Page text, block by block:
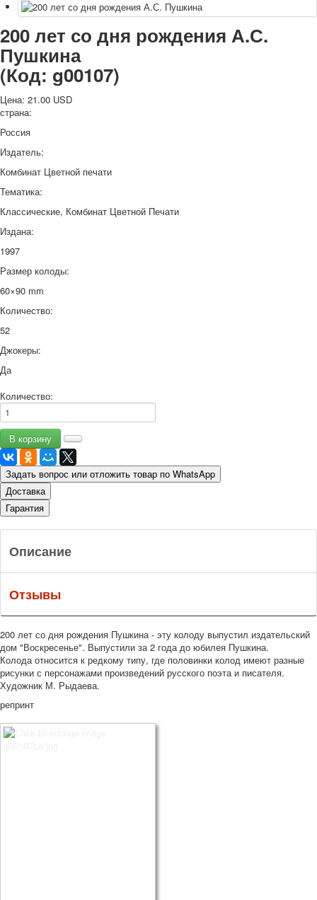
200 лет со дня рождения А.С.
Пушкина
(Код: g00107)
Цена: 21.00 USD
страна:
Россия
Издатель:
Комбинат Цветной печати
Тематика:
Классические, Комбинат Цветной Печати
Издана:
1997
Размер колоды:
60×90 mm
Количество:
52
Джокеры:
Да
Количество:
Задать вопрос или отложить товар по WhatsApp
Доставка
Гарантия
Описание
Отзывы
200 лет со дня рождения Пушкина - эту колоду выпустил издательский
дом "Воскресенье". Выпустили за 2 года до юбилея Пушкина.
Колода относится к редкому типу, где половинки колод имеют разные
рисунки с персонажами произведений русского поэта и писателя.
Художник М. Рыдаева.
репринт